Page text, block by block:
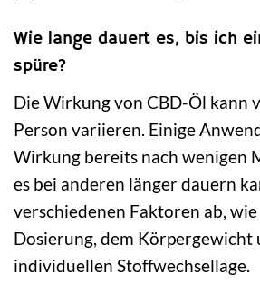
Wie lange dauert es, bis ich
spüre?
Die Wirkung von CBD-Öl kann
Person variieren. Einige
Wirkung bereits nach wenigen
es bei anderen länger dauern
verschiedenen Faktoren ab, wie
Dosierung, dem Körpergewicht
individuellen Stoffwechsellage.